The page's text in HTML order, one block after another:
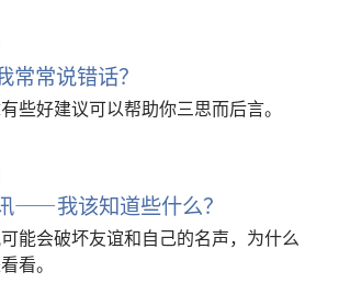
常常说错话？
些好建议可以帮助你三思而后言。
——我该知道些什么？
能会破坏友谊和自己的名声，为什么
看。